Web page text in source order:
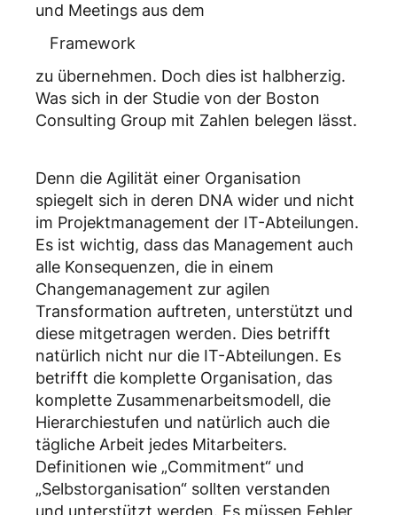
und Meetings aus dem
Framework
zu übernehmen. Doch dies ist halbherzig.
Was sich in der Studie von der Boston
Consulting Group mit Zahlen belegen lässt.
Denn die Agilität einer Organisation
spiegelt sich in deren DNA wider und nicht
im Projektmanagement der IT-Abteilungen.
Es ist wichtig, dass das Management auch
alle Konsequenzen, die in einem
Changemanagement zur agilen
Transformation auftreten, unterstützt und
diese mitgetragen werden. Dies betrifft
natürlich nicht nur die IT-Abteilungen. Es
betrifft die komplette Organisation, das
komplette Zusammenarbeitsmodell, die
Hierarchiestufen und natürlich auch die
tägliche Arbeit jedes Mitarbeiters.
Definitionen wie „Commitment“ und
„Selbstorganisation“ sollten verstanden